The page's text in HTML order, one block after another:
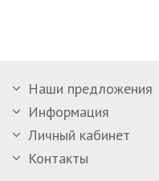
Наши предложения
Информация
Личный кабинет
Контакты